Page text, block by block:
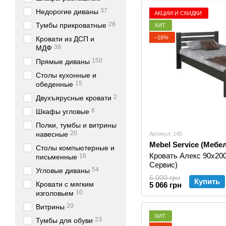
АКЦИИ И СКИДКИ
ХИТ
−16%
Артикул: 145
Mebel Service
Кровать Алекс
Сервис)
6 000 грн
5 066 грн Купить
ХИТ
Недорогие диваны 37
Тумбы прикроватные 28
Кровати из ДСП и
МДФ 38
Прямые диваны 150
Столы кухонные и
обеденные 15
Двухъярусные кровати 2
Шкафы угловые 8
Полки, тумбы и витрины
навесные 20
Столы компьютерные и
письменные 16
Угловые диваны 54
Кровати с мягким
изголовьем 10
Витрины 20
Тумбы для обуви 23